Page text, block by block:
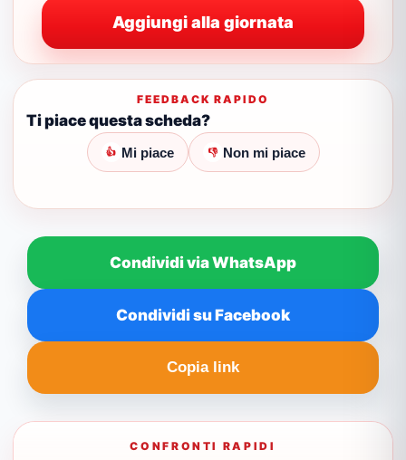
Aggiungi alla giornata
FEEDBACK RAPIDO
Ti piace questa scheda?
👍 Mi piace 👎 Non mi piace
Condividi via WhatsApp
Condividi su Facebook
Copia link
CONFRONTI RAPIDI